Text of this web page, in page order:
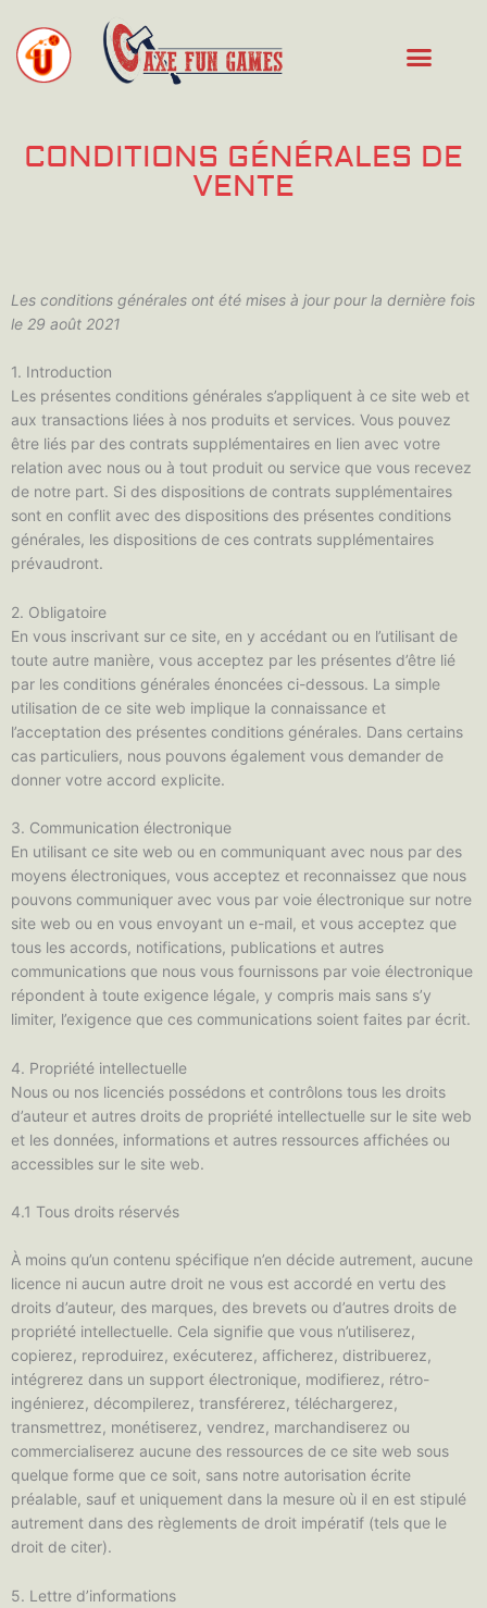
contenu
CONDITIONS GÉNÉRALES DE
VENTE
Les conditions générales ont été mises à jour pour la dernière fois
le 29 août 2021
1. Introduction
Les présentes conditions générales s’appliquent à ce site web et
aux transactions liées à nos produits et services. Vous pouvez
être liés par des contrats supplémentaires en lien avec votre
relation avec nous ou à tout produit ou service que vous recevez
de notre part. Si des dispositions de contrats supplémentaires
sont en conflit avec des dispositions des présentes conditions
générales, les dispositions de ces contrats supplémentaires
prévaudront.
2. Obligatoire
En vous inscrivant sur ce site, en y accédant ou en l’utilisant de
toute autre manière, vous acceptez par les présentes d’être lié
par les conditions générales énoncées ci-dessous. La simple
utilisation de ce site web implique la connaissance et
l’acceptation des présentes conditions générales. Dans certains
cas particuliers, nous pouvons également vous demander de
donner votre accord explicite.
3. Communication électronique
En utilisant ce site web ou en communiquant avec nous par des
moyens électroniques, vous acceptez et reconnaissez que nous
pouvons communiquer avec vous par voie électronique sur notre
site web ou en vous envoyant un e-mail, et vous acceptez que
tous les accords, notifications, publications et autres
communications que nous vous fournissons par voie électronique
répondent à toute exigence légale, y compris mais sans s’y
limiter, l’exigence que ces communications soient faites par écrit.
4. Propriété intellectuelle
Nous ou nos licenciés possédons et contrôlons tous les droits
d’auteur et autres droits de propriété intellectuelle sur le site web
et les données, informations et autres ressources affichées ou
accessibles sur le site web.
4.1 Tous droits réservés
À moins qu’un contenu spécifique n’en décide autrement, aucune
licence ni aucun autre droit ne vous est accordé en vertu des
droits d’auteur, des marques, des brevets ou d’autres droits de
propriété intellectuelle. Cela signifie que vous n’utiliserez,
copierez, reproduirez, exécuterez, afficherez, distribuerez,
intégrerez dans un support électronique, modifierez, rétro-
ingénierez, décompilerez, transférerez, téléchargerez,
transmettrez, monétiserez, vendrez, marchandiserez ou
commercialiserez aucune des ressources de ce site web sous
quelque forme que ce soit, sans notre autorisation écrite
préalable, sauf et uniquement dans la mesure où il en est stipulé
autrement dans des règlements de droit impératif (tels que le
droit de citer).
5. Lettre d’informations